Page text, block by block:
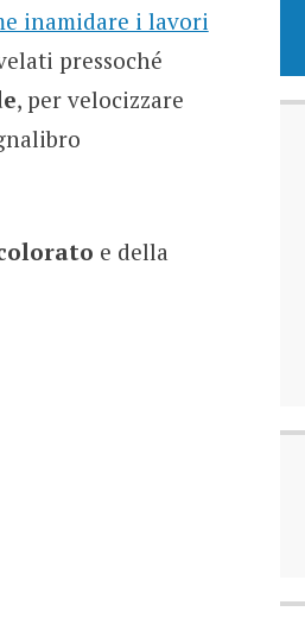
inamidare i lavori
pressoché
, per velocizzare
e della